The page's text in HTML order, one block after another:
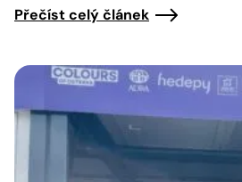
Přečíst celý článek